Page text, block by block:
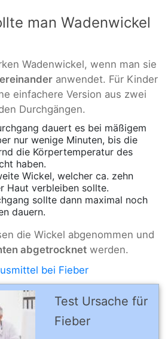
man Wadenwickel
Wadenwickel, wenn man sie
anwendet. Für Kinder
einfachere Version aus zwei
Durchgängen.
dauert es bei mäßigem
nur wenige Minuten, bis die
die Körpertemperatur des
haben.
Wickel, welcher ca. zehn
Haut verbleiben sollte.
sollte dann maximal noch
dauern.
die Wickel abgenommen und
abgetrocknet werden.
bei Fieber
Test Ursache für
Fieber